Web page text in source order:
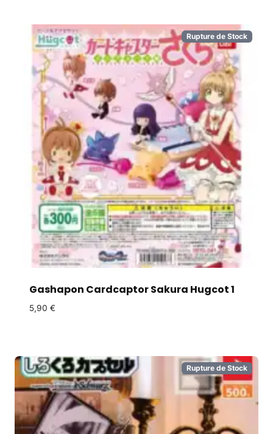
Rupture de Stock
Gashapon Cardcaptor Sakura Hugcot 1
5,90 €
Rupture de Stock